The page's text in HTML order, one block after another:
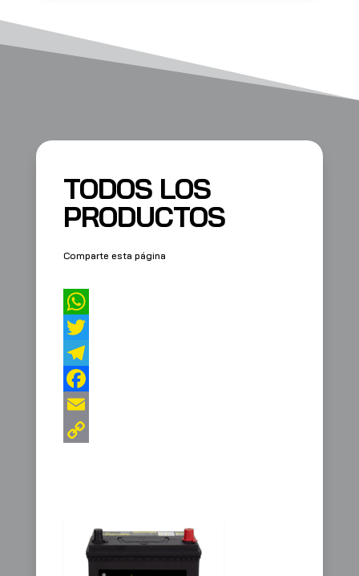
TODOS LOS
PRODUCTOS
Comparte esta página